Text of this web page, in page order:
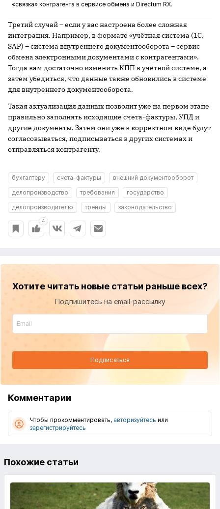
«связка» контрагента в сервисе обмена и Directum RX.
Третий случай – если у вас настроена более сложная
интеграция. Например, в формате «учётная система (1С,
SAP) – система внутреннего документооборота – сервис
обмена электронными документами с контрагентами».
Тогда вам достаточно изменить КПП в учётной системе, а
затем убедиться, что данные также обновились в системе
для внутреннего документооборота.
Такая актуализация данных позволит уже на первом этапе
правильно заполнять исходящие счета-фактуры, УПД и
другие документы. Затем они уже в корректном виде будут
согласовываться, подписываться в других системах и
отправляться контрагенту.
бухгалтеру счета-фактуры
внешний документооборот
делопроизводство
требования
государство
делопроизводителю
тренды законодательство
4
Хотите читать новые статьи раньше всех?
Подпишитесь на email-рассылку
Подписаться
Комментарии
Чтобы прокомментировать, авторизуйтесь или
зарегистрируйтесь
Похожие статьи